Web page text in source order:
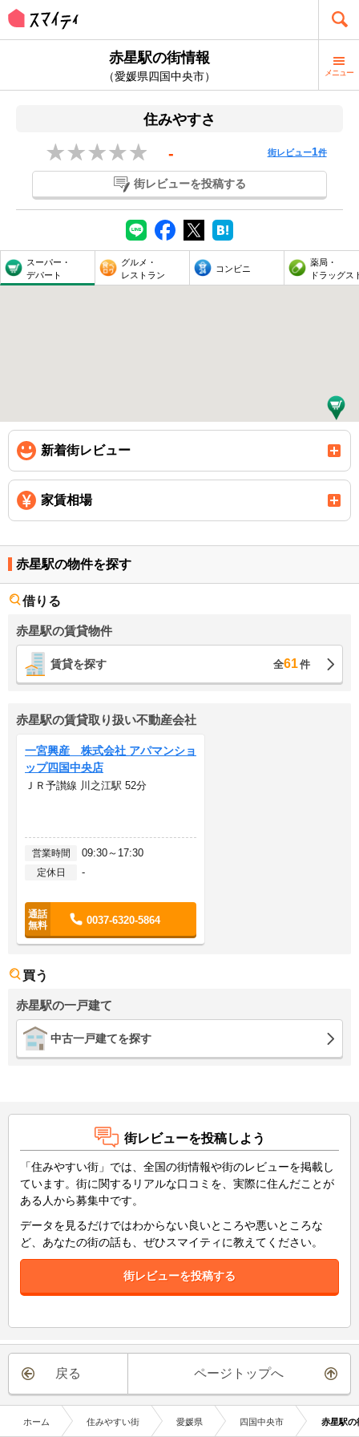
赤星駅の街情報
（愛媛県四国中央市） メニュー
住みやすさ
- 街レビュー1件
街レビューを投稿する
スーパー・
デパート
グルメ・
レストラン
コンビニ
薬局・
ドラッグス
新着街レビュー
家賃相場
赤星駅の物件を探す
借りる
赤星駅の賃貸物件
賃貸を探す 全61件
赤星駅の賃貸取り扱い不動産会社
一宮興産 株式会社 アパマンショ
ップ四国中央店
ＪＲ予讃線 川之江駅 52分
営業時間 09:30～17:30
定休日 -
0037-6320-5864
買う
赤星駅の一戸建て
中古一戸建てを探す
街レビューを投稿しよう
「住みやすい街」では、全国の街情報や街のレビューを掲載し
ています。街に関するリアルな口コミを、実際に住んだことが
ある人から募集中です。
データを見るだけではわからない良いところや悪いところな
ど、あなたの街の話も、ぜひスマイティに教えてください。
街レビューを投稿する
戻る ページトップへ
ホーム 住みやすい街 愛媛県 四国中央市 赤星駅の